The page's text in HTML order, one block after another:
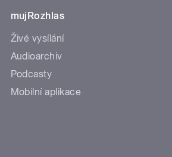
mujRozhlas
Živé vysílání
Audioarchiv
Podcasty
Mobilní aplikace